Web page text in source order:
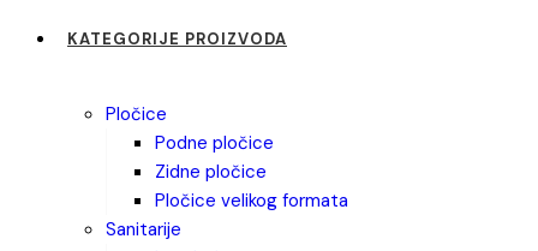
KATEGORIJE PROIZVODA
pločice
podne pločice
zidne pločice
pločice velikog formata
sanitarije